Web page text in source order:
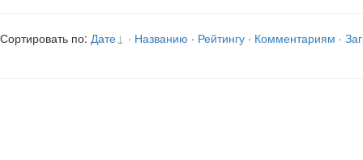
Сортировать по: Дате · Названию · Рейтингу · Комментариям ·